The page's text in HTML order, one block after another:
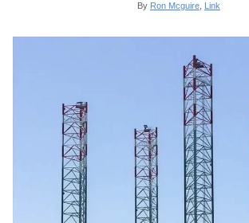
By Ron Mcguire Link